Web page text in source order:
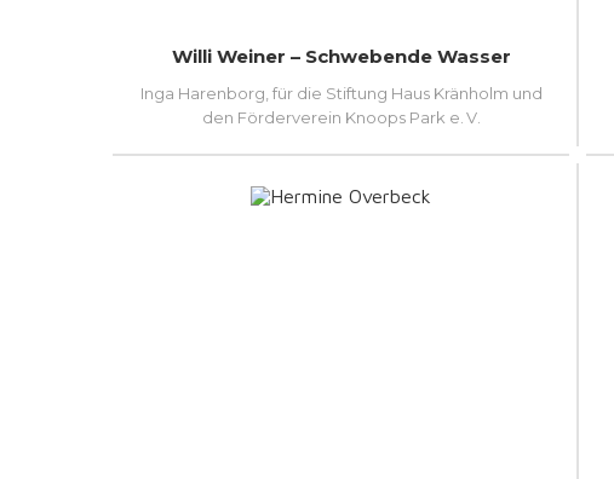
Willi Weiner – Schwebende Wasser
Inga Harenborg, für die Stiftung Haus Kränholm und
den Förderverein Knoops Park e. V.